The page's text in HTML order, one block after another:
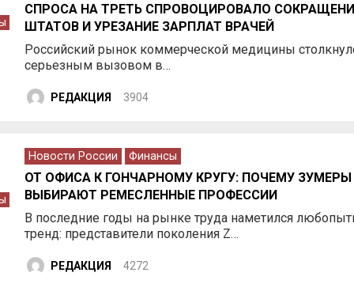
СПРОСА НА ТРЕТЬ СПРОВОЦИРОВАЛО
ШТАТОВ И УРЕЗАНИЕ ЗАРПЛАТ ВРАЧЕЙ
Российский рынок коммерческой медицины
серьезным вызовом в…
РЕДАКЦИЯ 3904
Новости России Финансы
ОТ ОФИСА К ГОНЧАРНОМУ КРУГУ: ПОЧЕМУ ЗУМЕРЫ
ВЫБИРАЮТ РЕМЕСЛЕННЫЕ ПРОФЕССИИ
В последние годы на рынке труда наметился
тренд: представители поколения Z…
РЕДАКЦИЯ 4272